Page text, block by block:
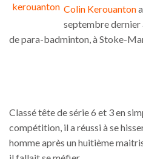
Colin Kerouanton
septembre dernier
de para-badminton, à Stoke-
Classé tête de série 6 et 3 en
compétition, il a réussi à se
homme après un huitième